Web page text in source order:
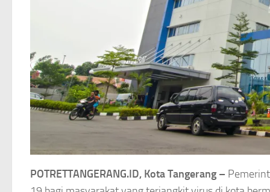
POTRETTANGERANG.ID, Kota Tangerang –